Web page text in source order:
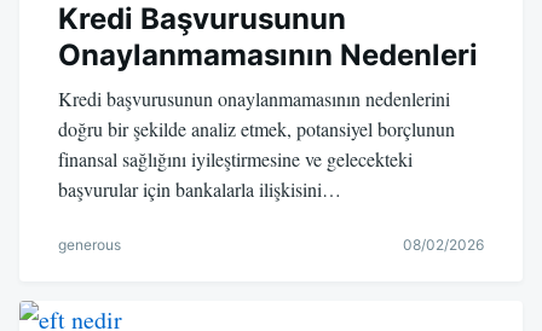
Kredi Başvurusunun
Onaylanmamasının Nedenleri
Kredi başvurusunun onaylanmamasının nedenlerini
doğru bir şekilde analiz etmek, potansiyel borçlunun
finansal sağlığını iyileştirmesine ve gelecekteki
başvurular için bankalarla ilişkisini…
generous 08/02/2026